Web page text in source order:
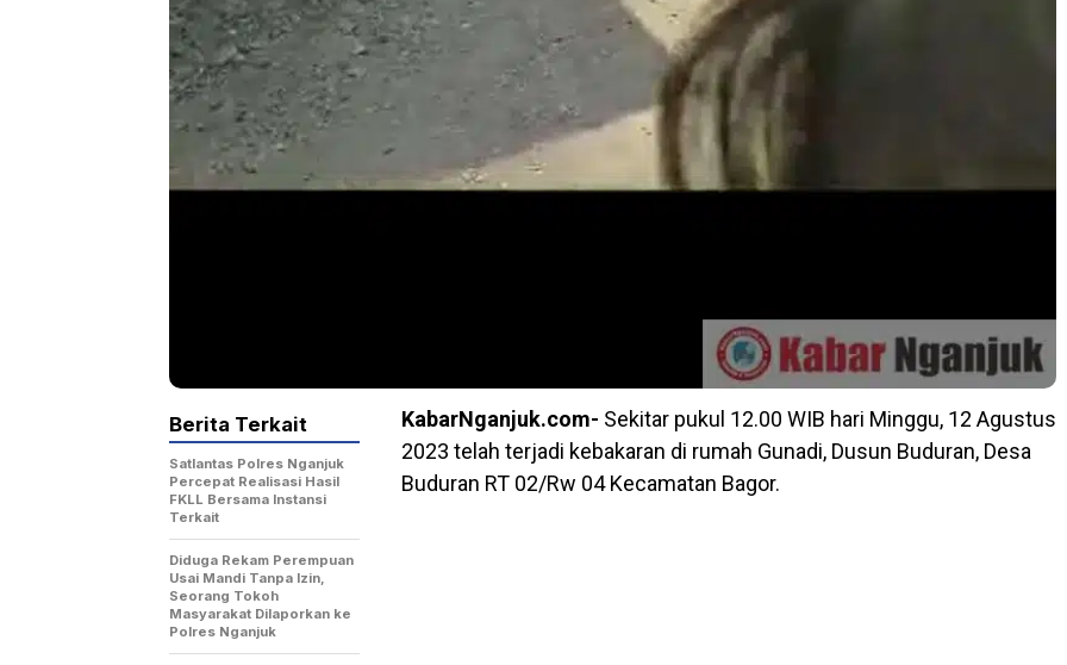
KabarNganjuk.com- Sekitar pukul 12.00 WIB hari Minggu, 12 Agustus
2023 telah terjadi kebakaran di rumah Gunadi, Dusun Buduran, Desa
Buduran RT 02/Rw 04 Kecamatan Bagor.
Berita Terkait
Satlantas Polres Nganjuk
Percepat Realisasi Hasil
FKLL Bersama Instansi
Terkait
Diduga Rekam Perempuan
Usai Mandi Tanpa Izin,
Seorang Tokoh
Masyarakat Dilaporkan ke
Polres Nganjuk